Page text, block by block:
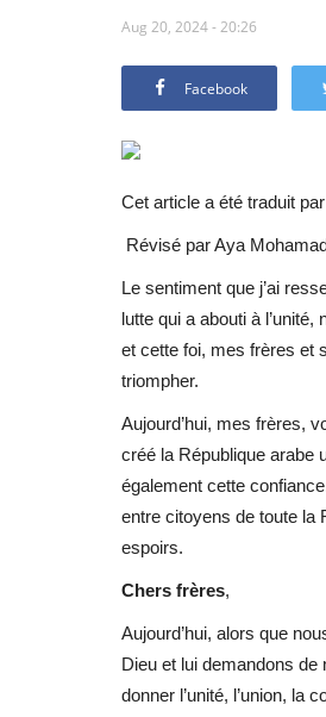
Aug 20, 2024 - 20:26
Facebook
Cet article a été traduit
Révisé par Aya
Le sentiment que j’ai
lutte qui a abouti à
et cette foi, mes frères et
triompher.
Aujourd’hui, mes frères,
créé la République arabe
également cette
entre citoyens de toute la
espoirs.
Chers frères,
Aujourd’hui, alors que
Dieu et lui demandons
donner l’unité, l’union, la